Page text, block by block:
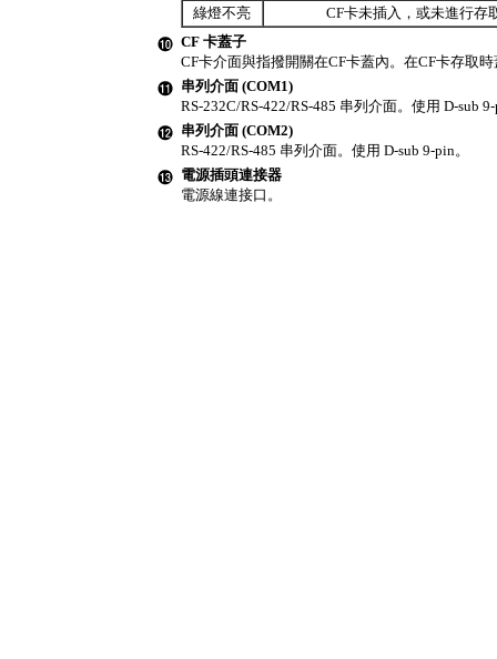
綠燈不亮
CF卡未插入，或未進行存
CF 卡蓋子
CF卡介面與指撥開關在CF卡蓋內。在CF卡存取
串列介面 (COM1)
RS-232C/RS-422/RS-485 串列介面。使用 D-sub
串列介面 (COM2)
RS-422/RS-485 串列介面。使用 D-sub 9-pin。
電源插頭連接器
電源線連接口。